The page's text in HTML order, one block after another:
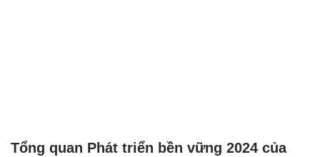
Tổng quan Phát triển bền vững 2024 của